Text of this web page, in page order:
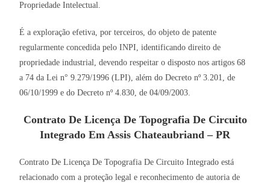
Propriedade Intelectual.
É a exploração efetiva, por terceiros, do objeto de patente
regularmente concedida pelo INPI, identificando direito de
propriedade industrial, devendo respeitar o disposto nos artigos 68
a 74 da Lei n° 9.279/1996 (LPI), além do Decreto nº 3.201, de
06/10/1999 e do Decreto nº 4.830, de 04/09/2003.
Contrato De Licença De Topografia De Circuito
Integrado Em Assis Chateaubriand – PR
Contrato De Licença De Topografia De Circuito Integrado está
relacionado com a proteção legal e reconhecimento de autoria de